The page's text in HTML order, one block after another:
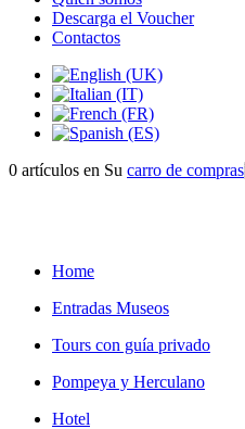
Descarga el Voucher
Contactos
0 artículos en Su carro de compras
Home
Entradas Museos
Tours con guía privado
Pompeya y Herculano
Hotel